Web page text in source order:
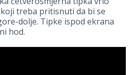
treba pritisnuti da bi se
dolje. Tipke ispod ekrana
hod.